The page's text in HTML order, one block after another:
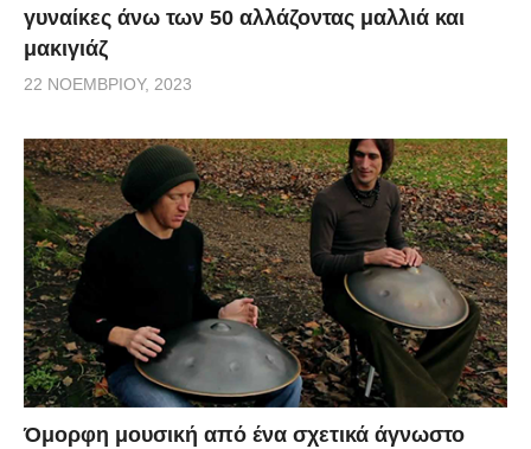
γυναίκες άνω των 50 αλλάζοντας μαλλιά και
μακιγιάζ
22 ΝΟΕΜΒΡΊΟΥ, 2023
Όμορφη μουσική από ένα σχετικά άγνωστο